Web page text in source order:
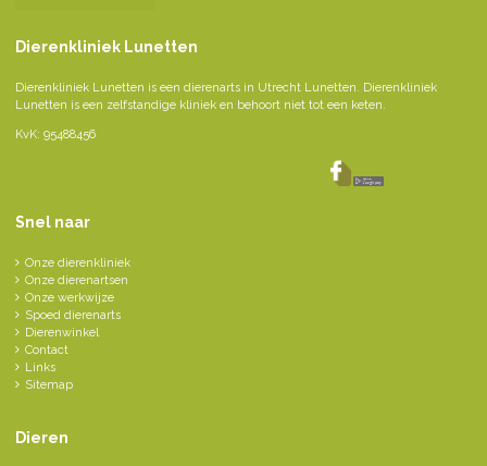
Dierenkliniek Lunetten
Dierenkliniek Lunetten is een dierenarts in Utrecht Lunetten. Dierenkliniek
Lunetten is een zelfstandige kliniek en behoort niet tot een keten.
KvK: 95488456
Snel naar
Onze dierenkliniek
Onze dierenartsen
Onze werkwijze
Spoed dierenarts
Dierenwinkel
Contact
Links
Sitemap
Dieren